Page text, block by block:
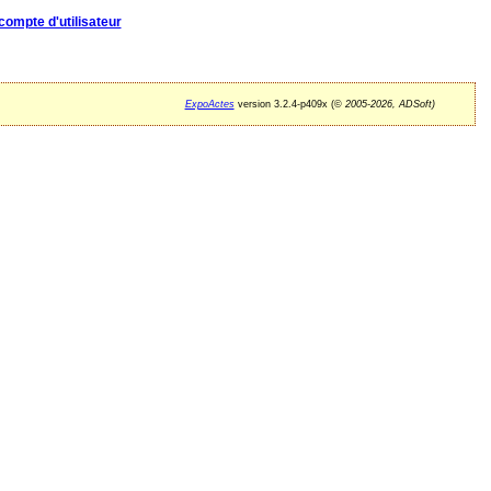
d'utilisateur
ExpoActesversion 3.2.4-p409x (©2005-2026, ADSoft)